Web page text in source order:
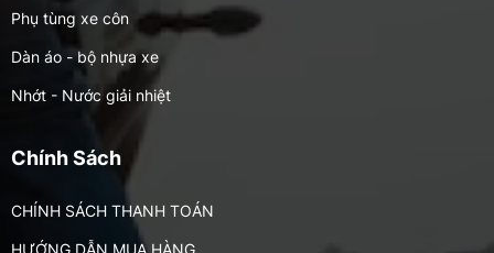
Phụ tùng xe côn
Dàn áo - bộ nhựa xe
Nhớt - Nước giải nhiệt
Chính Sách
CHÍNH SÁCH THANH TOÁN